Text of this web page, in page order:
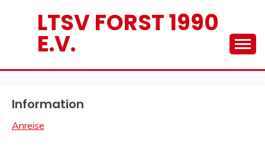
LTSV FORST 1990
E.V.
Information
Anreise